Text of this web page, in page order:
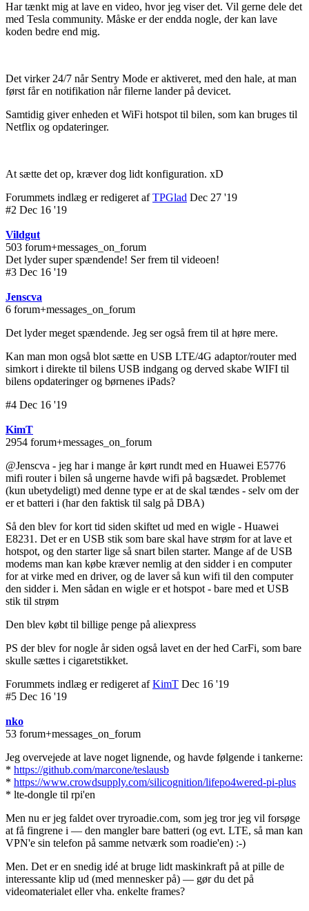
Har tænkt mig at lave en video, hvor jeg viser det. Vil gerne dele det
med Tesla community. Måske er der endda nogle, der kan lave
koden bedre end mig.
Det virker 24/7 når Sentry Mode er aktiveret, med den hale, at man
først får en notifikation når filerne lander på devicet.
Samtidig giver enheden et WiFi hotspot til bilen, som kan bruges til
Netflix og opdateringer.
At sætte det op, kræver dog lidt konfiguration. xD
Forummets indlæg er redigeret afTPGlad Dec 27 '19
#2 Dec 16 '19
Vildgut
503 forum+messages_on_forum
Det lyder super spændende! Ser frem til videoen!
#3 Dec 16 '19
Jenscva
6 forum+messages_on_forum
Det lyder meget spændende. Jeg ser også frem til at høre mere.
Kan man mon også blot sætte en USB LTE/4G adaptor/router med
simkort i direkte til bilens USB indgang og derved skabe WIFI til
bilens opdateringer og børnenes iPads?
#4 Dec 16 '19
KimT
2954 forum+messages_on_forum
@Jenscva - jeg har i mange år kørt rundt med en Huawei E5776
mifi router i bilen så ungerne havde wifi på bagsædet. Problemet
(kun ubetydeligt) med denne type er at de skal tændes - selv om der
er et batteri i (har den faktisk til salg på DBA)
Så den blev for kort tid siden skiftet ud med en wigle - Huawei
E8231. Det er en USB stik som bare skal have strøm for at lave et
hotspot, og den starter lige så snart bilen starter. Mange af de USB
modems man kan købe kræver nemlig at den sidder i en computer
for at virke med en driver, og de laver så kun wifi til den computer
den sidder i. Men sådan en wigle er et hotspot - bare med et USB
stik til strøm
Den blev købt til billige penge på aliexpress
PS der blev for nogle år siden også lavet en der hed CarFi, som bare
skulle sættes i cigaretstikket.
Forummets indlæg er redigeret afKimT Dec 16 '19
#5 Dec 16 '19
nko
53 forum+messages_on_forum
Jeg overvejede at lave noget lignende, og havde følgende i tankerne:
* https://github.com/marcone/teslausb
* https://www.crowdsupply.com/silicognition/lifepo4wered-pi-plus
* lte-dongle til rpi'en
Men nu er jeg faldet over tryroadie.com, som jeg tror jeg vil forsøge
at få fingrene i — den mangler bare batteri (og evt. LTE, så man kan
VPN'e sin telefon på samme netværk som roadie'en) :-)
Men. Det er en snedig idé at bruge lidt maskinkraft på at pille de
interessante klip ud (med mennesker på) — gør du det på
videomaterialet eller vha. enkelte frames?